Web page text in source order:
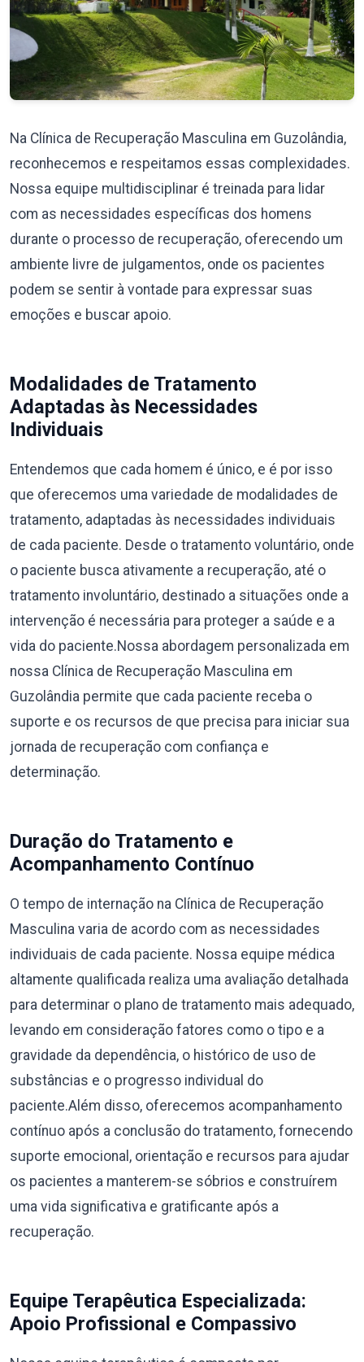
Na Clínica de Recuperação Masculina em Guzolândia,
reconhecemos e respeitamos essas complexidades.
Nossa equipe multidisciplinar é treinada para lidar
com as necessidades específicas dos homens
durante o processo de recuperação, oferecendo um
ambiente livre de julgamentos, onde os pacientes
podem se sentir à vontade para expressar suas
emoções e buscar apoio.
Modalidades de Tratamento
Adaptadas às Necessidades
Individuais
Entendemos que cada homem é único, e é por isso
que oferecemos uma variedade de modalidades de
tratamento, adaptadas às necessidades individuais
de cada paciente. Desde o tratamento voluntário, onde
o paciente busca ativamente a recuperação, até o
tratamento involuntário, destinado a situações onde a
intervenção é necessária para proteger a saúde e a
vida do paciente.Nossa abordagem personalizada em
nossa Clínica de Recuperação Masculina em
Guzolândia permite que cada paciente receba o
suporte e os recursos de que precisa para iniciar sua
jornada de recuperação com confiança e
determinação.
Duração do Tratamento e
Acompanhamento Contínuo
O tempo de internação na Clínica de Recuperação
Masculina varia de acordo com as necessidades
individuais de cada paciente. Nossa equipe médica
altamente qualificada realiza uma avaliação detalhada
para determinar o plano de tratamento mais adequado,
levando em consideração fatores como o tipo e a
gravidade da dependência, o histórico de uso de
substâncias e o progresso individual do
paciente.Além disso, oferecemos acompanhamento
contínuo após a conclusão do tratamento, fornecendo
suporte emocional, orientação e recursos para ajudar
os pacientes a manterem-se sóbrios e construírem
uma vida significativa e gratificante após a
recuperação.
Equipe Terapêutica Especializada:
Apoio Profissional e Compassivo